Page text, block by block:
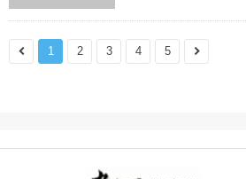
1 2 3 4 5